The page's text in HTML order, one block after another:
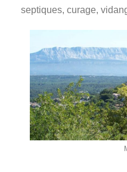
septiques, curage,